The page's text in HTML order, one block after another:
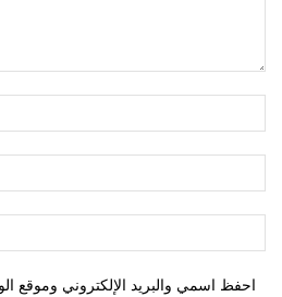
احفظ اسمي والبريد الإلكتروني وموقع